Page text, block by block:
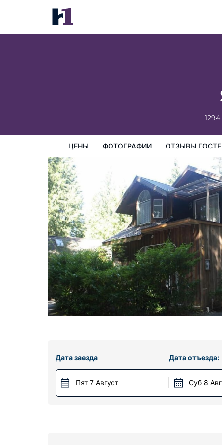
ЦЕНЫ ФОТОГРАФИИ ОТЗЫВЫ
Sea Star Beach Retreat
цены
Дата заезда
Пят 7 Август
Дата отъезда:
Суб 8